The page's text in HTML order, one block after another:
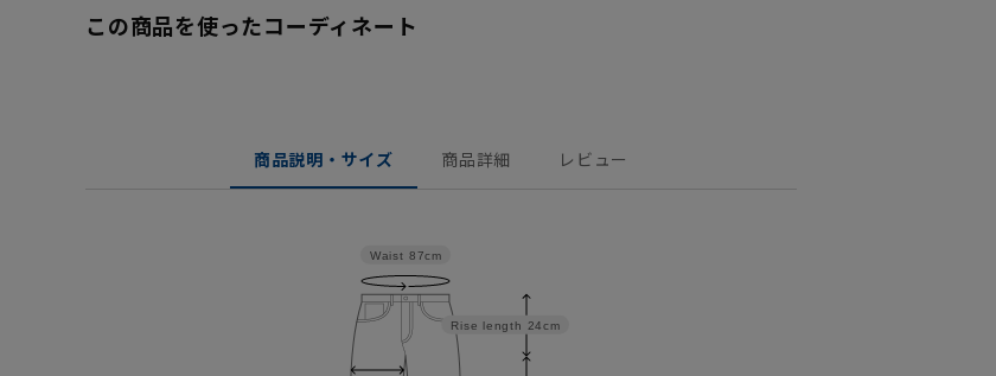
この商品を使ったコーディネート
商品説明・サイズ 商品詳細 レビュー
Rise length 24cm
Waist 87cm